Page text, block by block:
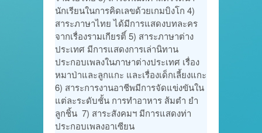
นักเรียนในการคิดเลขด้วยเกมบิงโก 4)
สาระภาษาไทย ได้มีการแสดงบทละคร
จากเรื่องรามเกียรติ์ 5) สาระภาษาต่าง
ประเทศ มีการแสดงการเล่านิทาน
ประกอบเพลงในภาษาต่างประเทศ เรื่อง
หมาป่าและลูกแกะ และเรื่องเด็กเลี้ยงแกะ
6) สาระการงานอาชีพมีการจัดแข่งขันใน
แต่ละระดับชั้น การทำอาหาร ส้มตำ ยำ
ลูกชิ้น 7) สาระสังคมฯ มีการแสดงท่า
ประกอบเพลงอาเซียน